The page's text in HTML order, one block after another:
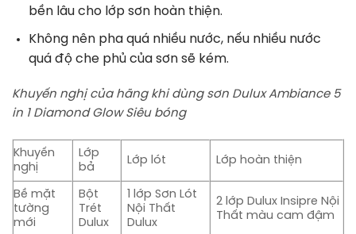
bền lâu cho lớp sơn hoàn thiện.
Không nên pha quá nhiều nước, nếu nhiều nước
quá độ che phủ của sơn sẽ kém.
Khuyến nghị của hãng khi dùng sơn Dulux Ambiance 5
in 1 Diamond Glow Siêu bóng
Khuyến
nghị
Lớp
bả
Lớp lót Lớp hoàn thiện
Bề mặt
tường
mới
Bột
Trét
Dulux
1 lớp Sơn Lót
Nội Thất
Dulux
2 lớp Dulux Insipre Nội
Thất màu cam đậm